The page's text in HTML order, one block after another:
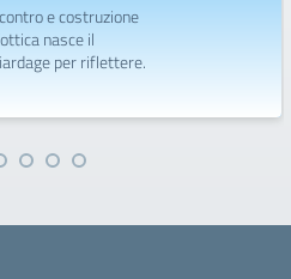
e costruzione
nasce il
per riflettere.